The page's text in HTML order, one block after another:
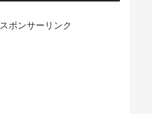
スポンサーリンク